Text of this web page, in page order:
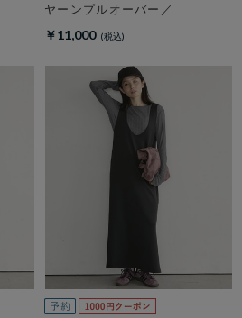
ヤーンプルオーバー／
￥11,000